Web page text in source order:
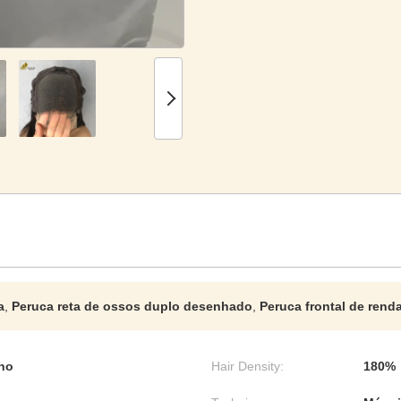
Peruca reta de ossos duplo desenhado Peruca frontal de
Hair Density: 180%